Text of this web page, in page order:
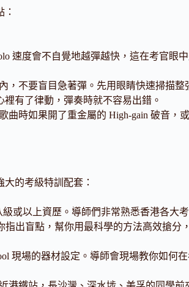
速度會不自覺地越彈越快，這在考官眼
，不要盲目急著彈。先用眼睛快速掃描整
裡有了律動，彈奏時就不容易出錯。
曲時如果開了重金屬的 High-gain 破音，
的考級特訓配套：
或以上資歷。導師們非常熟悉香港各大
指出盲點，幫你用最科學的方法高效搶分
現場的器材設定。導師會現場教你如何